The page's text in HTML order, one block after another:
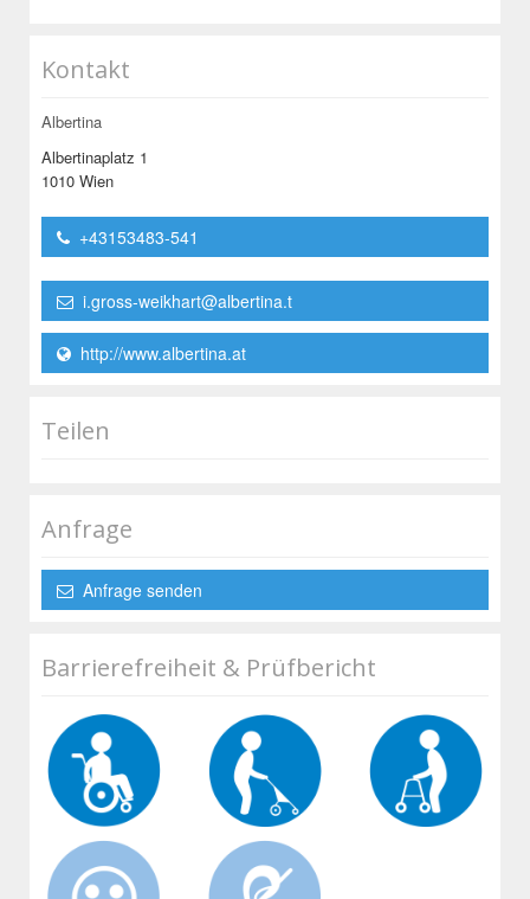
Kontakt
Albertina
Albertinaplatz 1
1010 Wien
+43153483-541
i.gross-weikhart@albertina.t
http://www.albertina.at
Teilen
Anfrage
Anfrage senden
Barrierefreiheit & Prüfbericht